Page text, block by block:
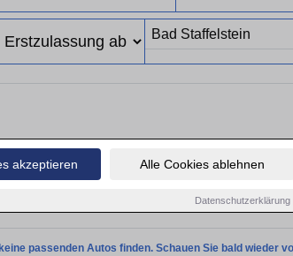
akzeptieren Alle Cookies ablehnen
Datenschutzerklärung
Finden Sie in Bad Staffelstein Ihren
einen Jeep Wrangler Gebrauchtwagen? Entdecken
Preisklassen von privat und
passenden Autos finden. Schauen Sie bald wieder